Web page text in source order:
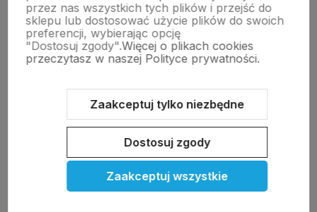
Pomoc
KOLEKCJE
Nasze marki
przez nas wszystkich tych plików i przejść do
sklepu lub dostosować użycie plików do swoich
preferencji, wybierając opcję
"Dostosuj zgody".Więcej o plikach cookies
przeczytasz w naszej Polityce prywatności.
Zaakceptuj tylko niezbędne
Dostosuj zgody
Zaakceptuj wszystkie